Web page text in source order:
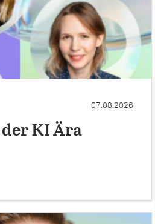
07.08.2026
KI Ära